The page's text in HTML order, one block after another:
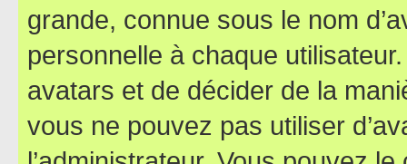
grande, connue sous le nom
personnelle à chaque utilisateur.
avatars et de décider de la
vous ne pouvez pas utiliser